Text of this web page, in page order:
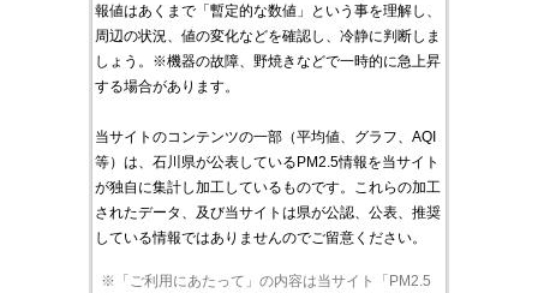
報値はあくまで「暫定的な数値」という事を理解し、
周辺の状況、値の変化などを確認し、冷静に判断しま
しょう。※機器の故障、野焼きなどで一時的に急上昇
する場合があります。
当サイトのコンテンツの一部（平均値、グラフ、AQI
等）は、石川県が公表しているPM2.5情報を当サイト
が独自に集計し加工しているものです。これらの加工
されたデータ、及び当サイトは県が公認、公表、推奨
している情報ではありませんのでご留意ください。
※「ご利用にあたって」の内容は当サイト「PM2.5